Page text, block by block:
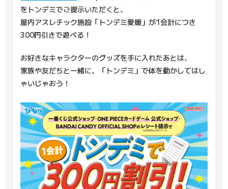
をトンデミでご提示いただくと、
屋内アスレチック施設「トンデミ愛媛」が1会計につき
300円引きで遊べる！
お好きなキャラクターのグッズを手に入れたあとは、
家族や友だちと一緒に、「トンデミ」で体を動かしてはし
ゃいじゃおう！